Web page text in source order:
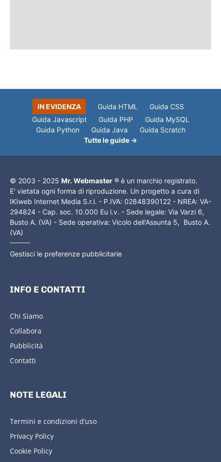
IN EVIDENZA Guida HTML
Guida CSS
Guida Javascript
Guida PHP
Guida MySQL
Guida Python
Guida Java
Guida Scratch
Tutte le guide →
© 2003 - 2025 Mr. Webmaster ® è un marchio registrato.
E' vietata ogni forma di riproduzione. Un progetto a cura di
IKIweb Internet Media S.r.l. - P.IVA: 02848390122 - NREA: VA-
294824 - Cap. soc. 10.000 Eu i.v. - Sede legale: Via Varzi 6,
Busto A. (VA) - Sede operativa: Vicolo dell'Assunta 5, Busto A.
(VA)
Gestisci le preferenze pubblicitarie
INFO E CONTATTI
Chi Siamo
Collabora
Pubblicità
Contatti
NOTE LEGALI
Termini e condizioni d’uso
Privacy Policy
Cookie Policy